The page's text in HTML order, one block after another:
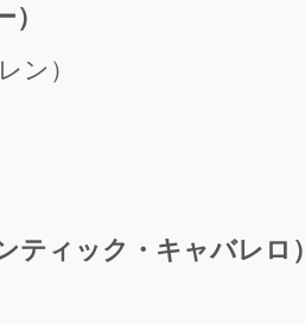
ン）
ティック・キャバレロ）